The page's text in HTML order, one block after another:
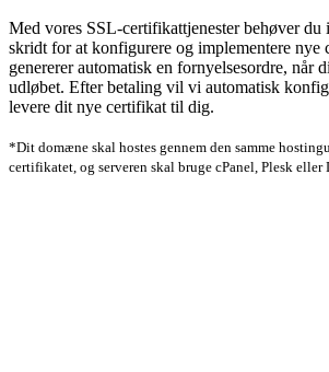
Med vores SSL-certifikattjenester behøver du
skridt for at konfigurere og implementere nye
genererer automatisk en fornyelsesordre, når
udløbet. Efter betaling vil vi automatisk
levere dit nye certifikat til dig.
*Dit domæne skal hostes gennem den samme
certifikatet, og serveren skal bruge cPanel, Plesk